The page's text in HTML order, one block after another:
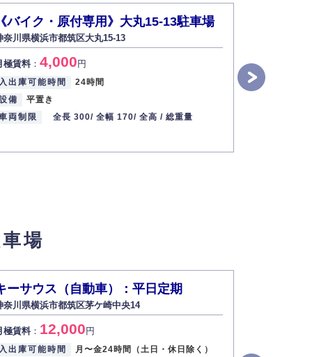
《バイク・原付専用》大丸15-13駐車場
奈川県横浜市都筑区大丸15-13
極賃料： 4,000円
入出庫可能時間
24時間
備
平置き
両制限
全長 300/ 全幅 170/ 全高 / 総重量
月極賃料
入出庫可
場
ーサウス（自動車）：平日定期
奈川県横浜市都筑区茅ケ崎中央14
極賃料： 12,000円
入出庫可能時間 月〜金24時間（土日・休日除く）